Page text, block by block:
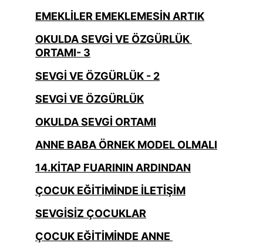
EMEKLİLER EMEKLEMESİN ARTIK
OKULDA SEVGİ VE ÖZGÜRLÜK
ORTAMI- 3
SEVGİ VE ÖZGÜRLÜK - 2
SEVGİ VE ÖZGÜRLÜK
OKULDA SEVGİ ORTAMI
ANNE BABA ÖRNEK MODEL OLMALI
14.KİTAP FUARININ ARDINDAN
ÇOCUK EĞİTİMİNDE İLETİŞİM
SEVGİSİZ ÇOCUKLAR
ÇOCUK EĞİTİMİNDE ANNE